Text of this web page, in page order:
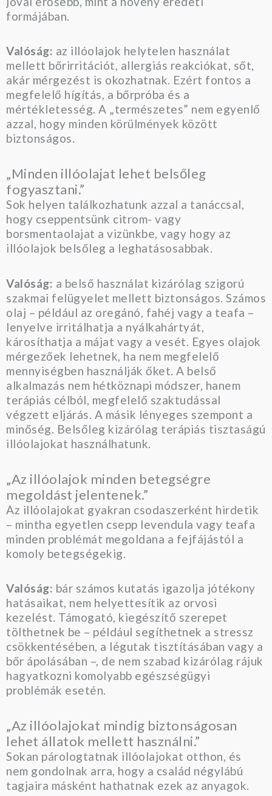
formájában.
Valóság: az illóolajok helytelen használat
mellett bőrirritációt, allergiás reakciókat, sőt,
akár mérgezést is okozhatnak. Ezért fontos a
megfelelő hígítás, a bőrpróba és a
mértékletesség. A „természetes” nem egyenlő
azzal, hogy minden körülmények között
biztonságos.
„Minden illóolajat lehet belsőleg
fogyasztani.”
Sok helyen találkozhatunk azzal a tanáccsal,
hogy cseppentsünk citrom- vagy
borsmentaolajat a vizünkbe, vagy hogy az
illóolajok belsőleg a leghatásosabbak.
Valóság: a belső használat kizárólag szigorú
szakmai felügyelet mellett biztonságos. Számos
olaj – például az oregánó, fahéj vagy a teafa –
lenyelve irritálhatja a nyálkahártyát,
károsíthatja a májat vagy a vesét. Egyes olajok
mérgezőek lehetnek, ha nem megfelelő
mennyiségben használják őket. A belső
alkalmazás nem hétköznapi módszer, hanem
terápiás célból, megfelelő szaktudással
végzett eljárás. A másik lényeges szempont a
minőség. Belsőleg kizárólag terápiás tisztaságú
illóolajokat használhatunk.
„Az illóolajok minden betegségre
megoldást jelentenek.”
Az illóolajokat gyakran csodaszerként hirdetik
– mintha egyetlen csepp levendula vagy teafa
minden problémát megoldana a fejfájástól a
komoly betegségekig.
Valóság: bár számos kutatás igazolja jótékony
hatásaikat, nem helyettesítik az orvosi
kezelést. Támogató, kiegészítő szerepet
tölthetnek be – például segíthetnek a stressz
csökkentésében, a légutak tisztításában vagy a
bőr ápolásában –, de nem szabad kizárólag rájuk
hagyatkozni komolyabb egészségügyi
problémák esetén.
„Az illóolajokat mindig biztonságosan
lehet állatok mellett használni.”
Sokan párologtatnak illóolajokat otthon, és
nem gondolnak arra, hogy a család négylábú
tagjaira másként hathatnak ezek az anyagok.